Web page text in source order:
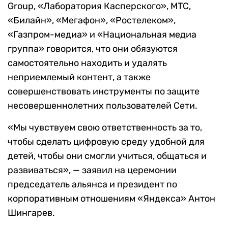
Group, «Лаборатория Касперского», МТС,
«Билайн», «Мегафон», «Ростелеком»,
«Газпром-медиа» и «Национальная медиа
группа» говорится, что они обязуются
самостоятельно находить и удалять
неприемлемый контент, а также
совершенствовать инструменты по защите
несовершеннолетних пользователей Сети.
«Мы чувствуем свою ответственность за то,
чтобы сделать цифровую среду удобной для
детей, чтобы они смогли учиться, общаться и
развиваться», — заявил на церемонии
председатель альянса и президент по
корпоративным отношениям «Яндекса» Антон
Шингарев.